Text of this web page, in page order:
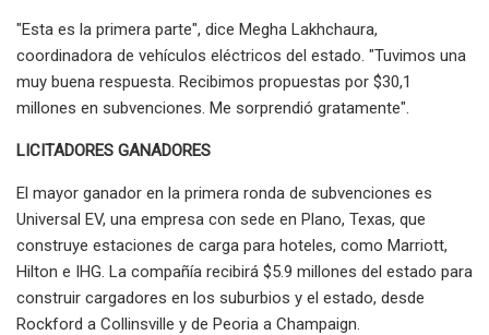
"Esta es la primera parte", dice Megha Lakhchaura,
coordinadora de vehículos eléctricos del estado. "Tuvimos una
muy buena respuesta. Recibimos propuestas por $30,1
millones en subvenciones. Me sorprendió gratamente".
LICITADORES GANADORES
El mayor ganador en la primera ronda de subvenciones es
Universal EV, una empresa con sede en Plano, Texas, que
construye estaciones de carga para hoteles, como Marriott,
Hilton e IHG. La compañía recibirá $5.9 millones del estado para
construir cargadores en los suburbios y el estado, desde
Rockford a Collinsville y de Peoria a Champaign.